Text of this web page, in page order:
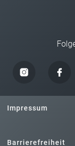
Impressum
Barrierefreiheit